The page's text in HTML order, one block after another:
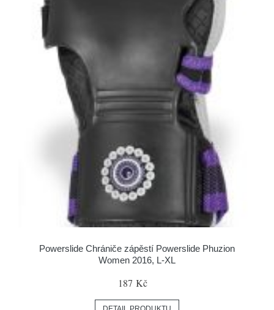
Powerslide Chrániče zápěstí Powerslide Phuzion
Women 2016, L-XL
187 Kč